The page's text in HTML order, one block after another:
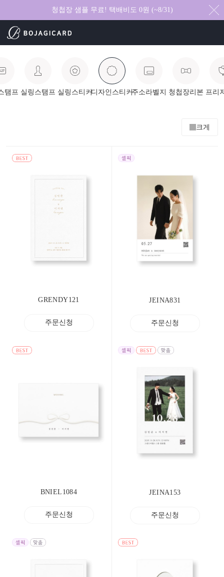
청첩장 샘플 무료! 택배비도 0원 (~8/31)
탬프 실링스탬프 실링스티커디자인스티커주소라벨지 청첩장리본 프리
크게
GRENDY121
주문신청
JEINA831
주문신청
BNIEL1084
주문신청
JEINA153
주문신청